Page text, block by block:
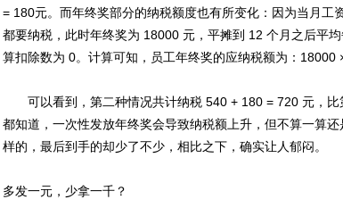
= 180元。而年终奖部分的纳税额度也有所变化：因为当月工
都要纳税，此时年终奖为 18000 元，平摊到 12 个月之后平
算扣除数为 0。计算可知，员工年终奖的应纳税额为：18000
可以看到，第二种情况共计纳税 540 + 180 = 720 元，比
都知道，一次性发放年终奖会导致纳税额上升，但不算一算
样的，最后到手的却少了不少，相比之下，确实让人郁闷。
多发一元，少拿一千？